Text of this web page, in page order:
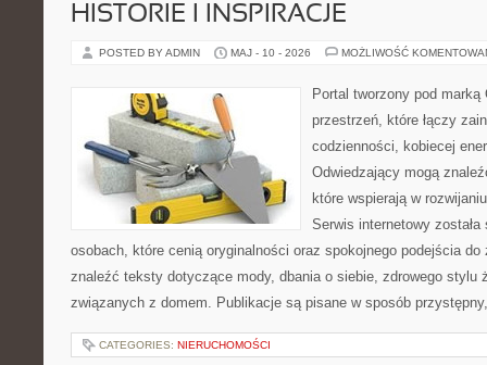
HISTORIE I INSPIRACJE
POSTED BY ADMIN MAJ - 10 - 2026 MOŻLIWOŚĆ
Portal tworzony pod
przestrzeń, które łączy
codzienności, kobiecej
Odwiedzający mogą
które wspierają w
Serwis internetowy
osobach, które cenią oryginalności oraz spokojnego podejścia
znaleźć teksty dotyczące mody, dbania o siebie, zdrowego stylu
związanych z domem. Publikacje są pisane w sposób
CATEGORIES: NIERUCHOMOŚCI